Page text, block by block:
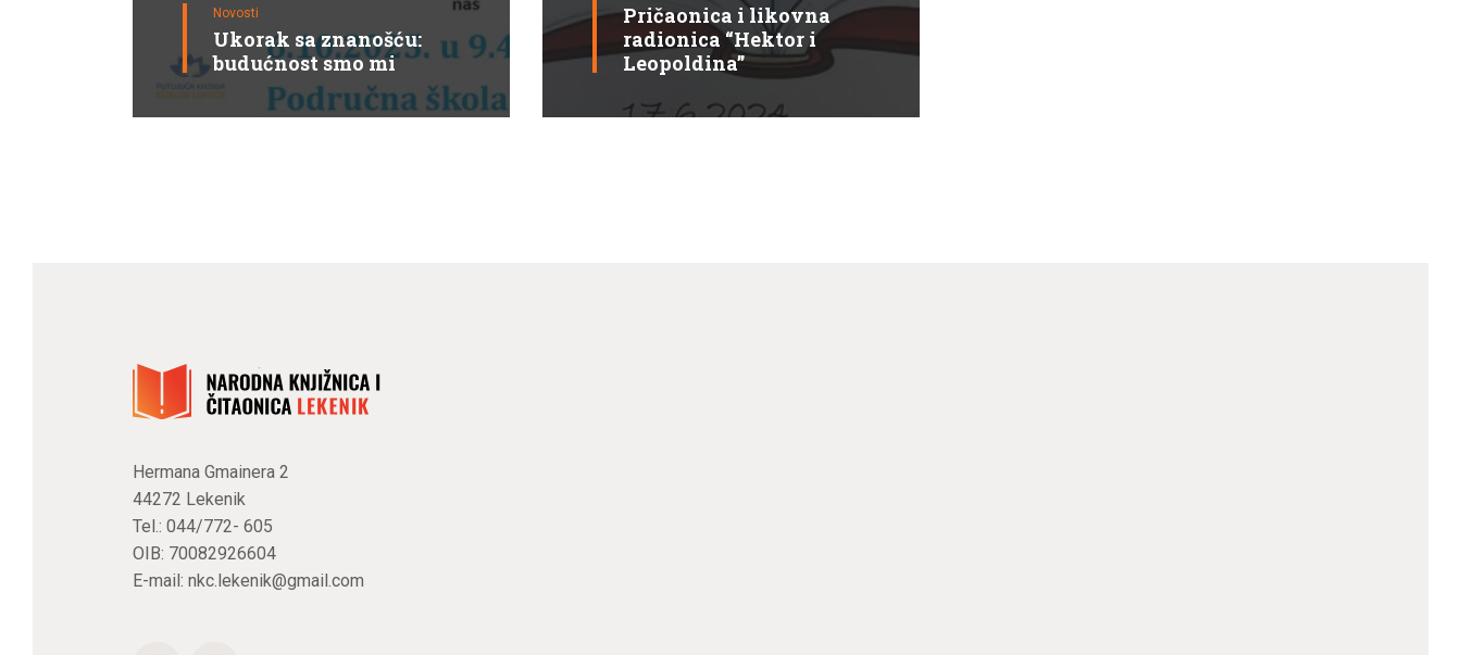
Novosti
Ukorak sa znanošću:
budućnost smo mi
Pričaonica i likovna
radionica “Hektor i
Leopoldina”
Hermana Gmainera 2
44272 Lekenik
Tel.: 044/772- 605
OIB: 70082926604
E-mail: nkc.lekenik@gmail.com